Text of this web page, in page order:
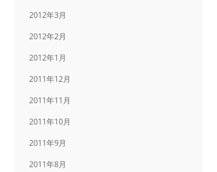
2012年3月
2012年2月
2012年1月
2011年12月
2011年11月
2011年10月
2011年9月
2011年8月